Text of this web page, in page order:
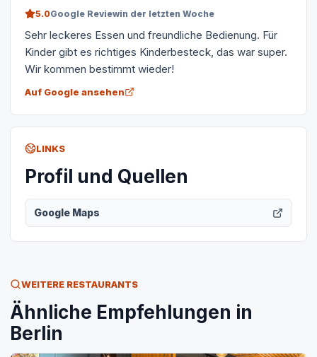
5.0Google Reviewin der letzten Woche
Sehr leckeres Essen und freundliche Bedienung. Für
Kinder gibt es richtiges Kinderbesteck, das war super.
Wir kommen bestimmt wieder!
Auf Google ansehen
LINKS
Profil und Quellen
Google Maps
WEITERE RESTAURANTS
Ähnliche Empfehlungen in
Berlin